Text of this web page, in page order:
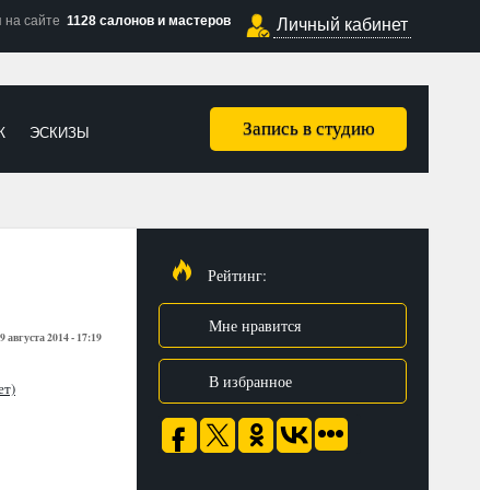
на сайте 1128 салонов и мастеров Личный кабинет
Запись в студию
ЭСКИЗЫ
августа 2014 - 17:19
Рейтинг:
Мне нравится
В избранное